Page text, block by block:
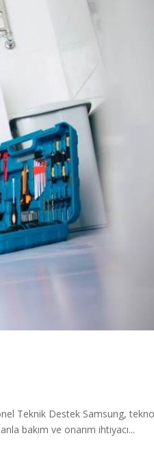
Teknik Destek Samsung,
bakım ve onarım ihtiyacı...